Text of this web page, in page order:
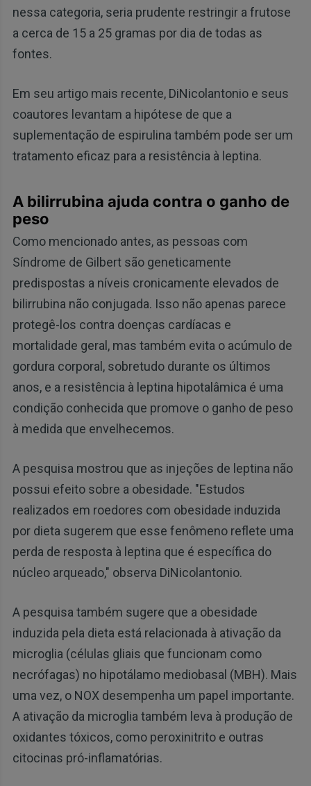
nessa categoria, seria prudente restringir a frutose
a cerca de 15 a 25 gramas por dia de todas as
fontes.
Em seu artigo mais recente, DiNicolantonio e seus
coautores levantam a hipótese de que a
suplementação de espirulina também pode ser um
tratamento eficaz para a resistência à leptina.
A bilirrubina ajuda contra o ganho de
peso
Como mencionado antes, as pessoas com
Síndrome de Gilbert são geneticamente
predispostas a níveis cronicamente elevados de
bilirrubina não conjugada. Isso não apenas parece
protegê-los contra doenças cardíacas e
mortalidade geral, mas também evita o acúmulo de
gordura corporal, sobretudo durante os últimos
anos, e a resistência à leptina hipotalâmica é uma
condição conhecida que promove o ganho de peso
à medida que envelhecemos.
A pesquisa mostrou que as injeções de leptina não
possui efeito sobre a obesidade. "Estudos
realizados em roedores com obesidade induzida
por dieta sugerem que esse fenômeno reflete uma
perda de resposta à leptina que é específica do
núcleo arqueado," observa DiNicolantonio.
A pesquisa também sugere que a obesidade
induzida pela dieta está relacionada à ativação da
microglia (células gliais que funcionam como
necrófagas) no hipotálamo mediobasal (MBH). Mais
uma vez, o NOX desempenha um papel importante.
A ativação da microglia também leva à produção de
oxidantes tóxicos, como peroxinitrito e outras
citocinas pró-inflamatórias.